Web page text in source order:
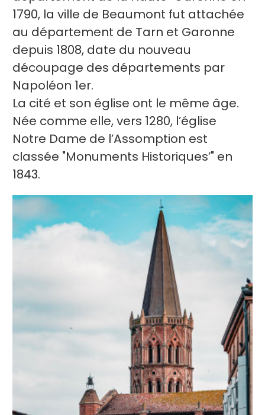
1790, la ville de Beaumont fut attachée
au département de Tarn et Garonne
depuis 1808, date du nouveau
découpage des départements par
Napoléon 1er.
La cité et son église ont le même âge.
Née comme elle, vers 1280, l’église
Notre Dame de l’Assomption est
classée "Monuments Historiques’" en
1843.